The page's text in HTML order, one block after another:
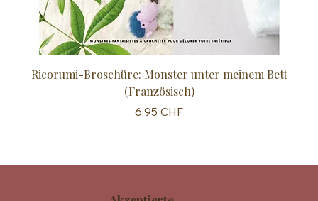
Ricorumi-Broschüre: Monster unter meinem Bett
(Französisch)
Preis
6,95 CHF